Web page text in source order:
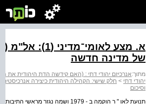
א. מצע
של מדינה חדשה
מתוך:אנרכיזם יהודי דתי : (האם קידשה הדת היהודית את
יהודי דתי > חלק שישי: הקהילה היהודית כיצירה
וסיכום